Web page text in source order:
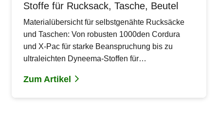
Stoffe für Rucksack, Tasche, Beutel
Materialübersicht für selbstgenähte Rucksäcke
und Taschen: Von robusten 1000den Cordura
und X-Pac für starke Beanspruchung bis zu
ultraleichten Dyneema-Stoffen für
Material für dein MYOG-Projekt.
Zum Artikel